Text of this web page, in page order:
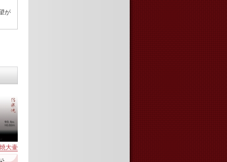
が
大壷